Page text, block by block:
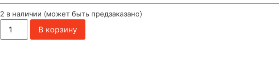
2 в наличии (может быть предзаказано)
В корзину